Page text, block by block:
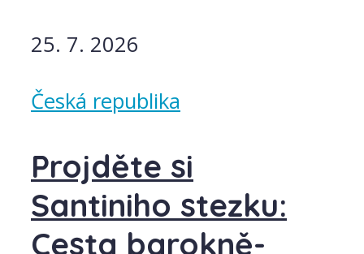
25. 7. 2026
Česká republika
Projděte si
Santiniho stezku:
Cesta barokně-